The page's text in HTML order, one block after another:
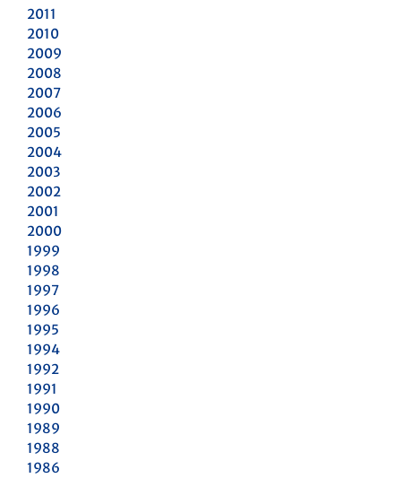
2011
2010
2009
2008
2007
2006
2005
2004
2003
2002
2001
2000
1999
1998
1997
1996
1995
1994
1992
1991
1990
1989
1988
1986